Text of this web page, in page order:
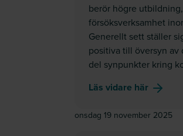
berör högre
försöksverksamhet
Generellt sett ställer
positiva till översyn av
del synpunkter kring
Läs vidare här om
onsdag 19 november 2025